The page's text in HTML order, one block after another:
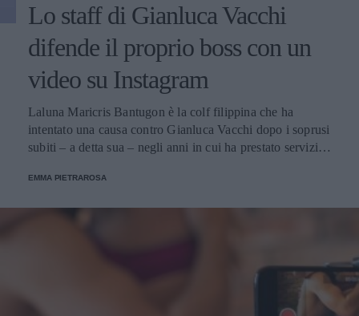
Lo staff di Gianluca Vacchi
difende il proprio boss con un
video su Instagram
Laluna Maricris Bantugon è la colf filippina che ha
intentato una causa contro Gianluca Vacchi dopo i soprusi
subiti – a detta sua – negli anni in cui ha prestato servizio
staff” lo scagiona dalle accuse.
EMMA PIETRAROSA